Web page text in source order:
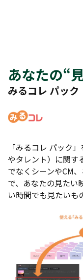
あなたの“
みるコレ パック
「みるコレ パック
やタレント）に関す
でなくシーンやCM
で、あなたの見たい
い時間でも見たいも